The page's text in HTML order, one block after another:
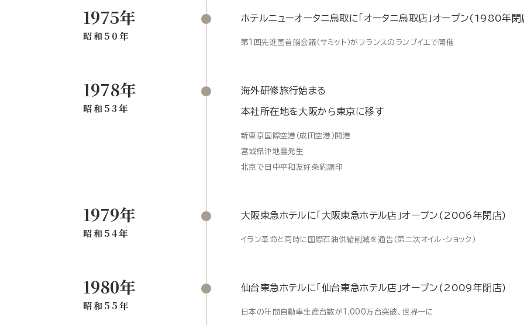
1975年
昭和50年
ホテルニューオータニ鳥取に「オータニ鳥取店」オープン(1980年
第1回先進国首脳会議（サミット）がフランスのランブイエで開催
1978年
昭和53年
海外研修旅行始まる
本社所在地を大阪から東京に移す
新東京国際空港（成田空港）開港
宮城県沖地震発生
北京で日中平和友好条約調印
1979年
昭和54年
大阪東急ホテルに「大阪東急ホテル店」オープン(2006年閉店)
イラン革命と同時に国際石油供給削減を通告（第二次オイル・ショック）
1980年
昭和55年
仙台東急ホテルに「仙台東急ホテル店」オープン(2009年閉店)
日本の年間自動車生産台数が1,000万台突破、世界一に